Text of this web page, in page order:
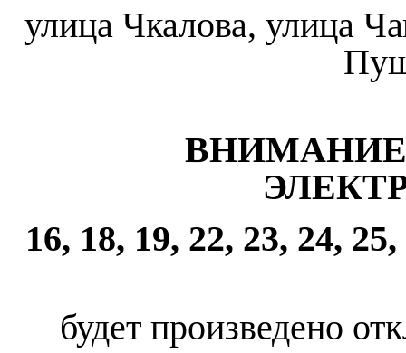
улица Чкалова, улица
16, 18, 19, 22, 23, 24,
будет произведено